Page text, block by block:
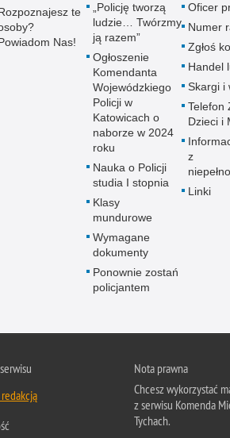
te
Nas!
„Policję tworzą
ludzie… Twórzmy
ją razem”
Ogłoszenie
Komendanta
Wojewódzkiego
Policji w
Katowicach o
naborze w 2024
roku
Nauka o Policji
studia I stopnia
Klasy
mundurowe
Wymagane
dokumenty
Ponownie zostań
policjantem
Oficer
Numer
Zgłoś
Handel
Skargi i
Telefon
Dzieci i
z
Linki
Nota prawna
Chcesz wykorzystać
z serwisu Komenda
Tychach.